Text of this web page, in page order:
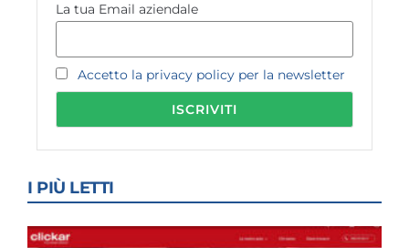
La tua Email aziendale
Accetto la privacy policy per la newsletter
I PIÙ LETTI